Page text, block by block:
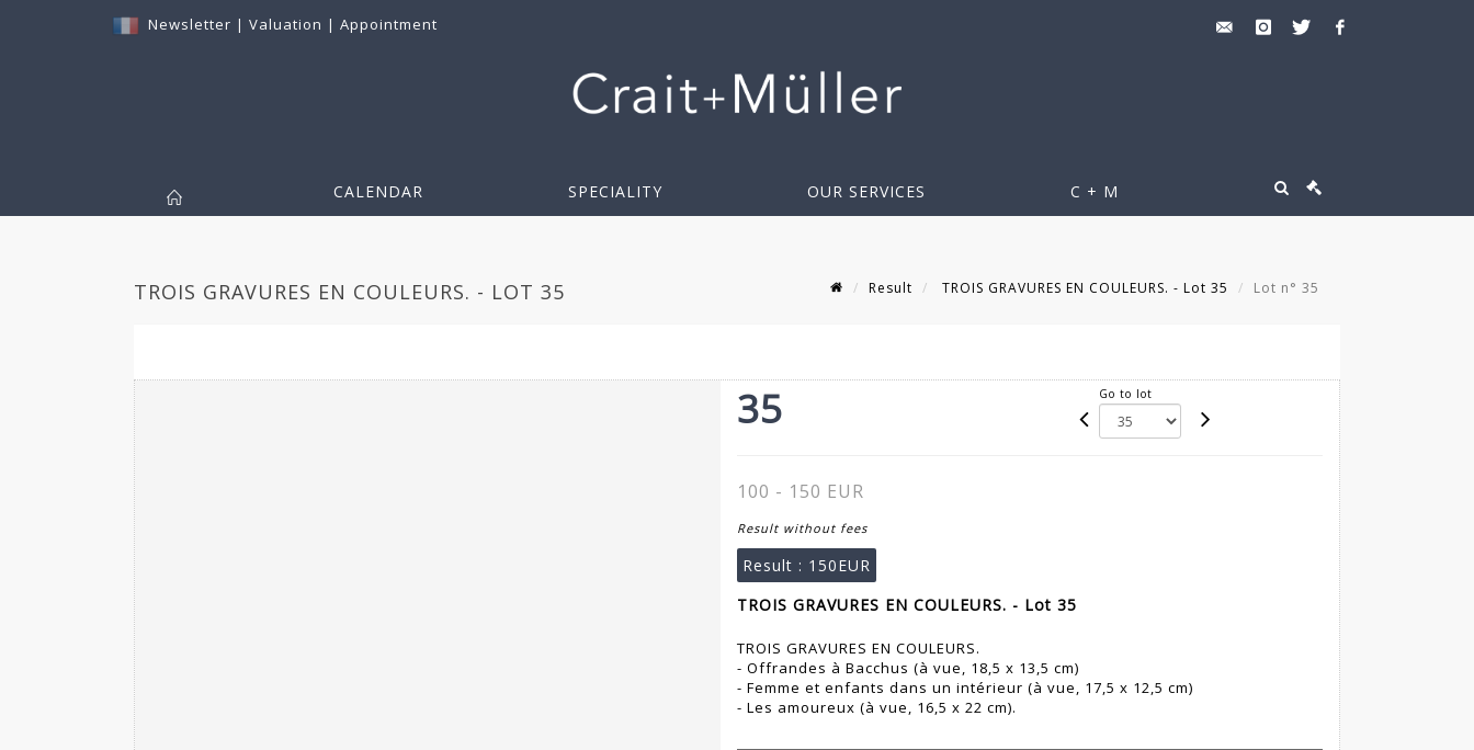
Newsletter | Valuation | Appointment
CALENDAR SPECIALITY OUR SERVICES C + M
TROIS GRAVURES EN COULEURS. - LOT 35 Result TROIS GRAVURES EN COULEURS. - Lot 35 Lot n° 35
35 Go to lot
100 - 150 EUR
Result without fees
Result : 150EUR
TROIS GRAVURES EN COULEURS. - Lot 35
TROIS GRAVURES EN COULEURS.
- Offrandes à Bacchus (à vue, 18,5 x 13,5 cm)
- Femme et enfants dans un intérieur (à vue, 17,5 x 12,5 cm)
- Les amoureux (à vue, 16,5 x 22 cm).